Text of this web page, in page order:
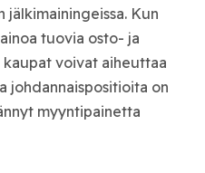
Kun
tuovia osto- ja
voivat aiheuttaa
johdannaispositioita on
myyntipainetta